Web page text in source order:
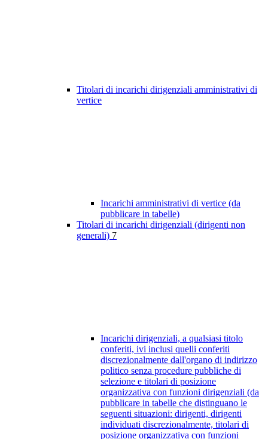
Titolari di incarichi dirigenziali amministrativi di
vertice
Incarichi amministrativi di vertice (da
pubblicare in tabelle)
Titolari di incarichi dirigenziali (dirigenti non
generali) 7
Incarichi dirigenziali, a qualsiasi titolo
conferiti, ivi inclusi quelli conferiti
discrezionalmente dall'organo di indirizzo
politico senza procedure pubbliche di
selezione e titolari di posizione
organizzativa con funzioni dirigenziali (da
pubblicare in tabelle che distinguano le
seguenti situazioni: dirigenti, dirigenti
individuati discrezionalmente, titolari di
posizione organizzativa con funzioni